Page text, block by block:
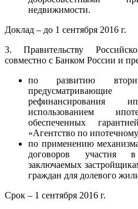
недвижимости.
Доклад – до 1 сентября 2016 г.
3. Правительству
совместно с Банком России и
по развитию
рефинансирования
использованием
обеспеченных
«Агентство по
по применению
договоров участия в
заключаемых
граждан для долевого
Срок – 1 сентября 2016 г.